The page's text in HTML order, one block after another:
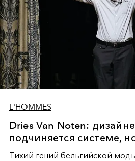
L'HOMMES
Dries Van Noten:
подчиняется системе,
Тихий гений бельгийской